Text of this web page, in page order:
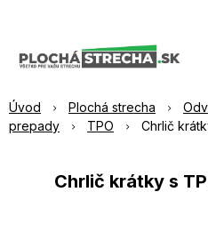
Úvod Plochá strecha
prepady
TPO Chrlič
Chrlič krátky s